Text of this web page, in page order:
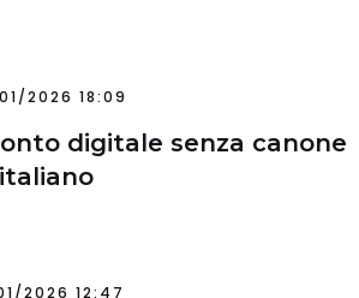
2026 18:09
digitale senza canone
2026 12:47